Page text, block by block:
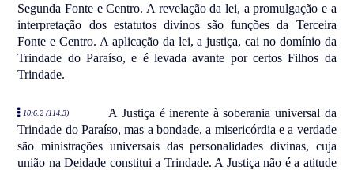
Segunda Fonte e Centro. A revelação da lei, a promulgação e a
interpretação dos estatutos divinos são funções da Terceira
Fonte e Centro. A aplicação da lei, a justiça, cai no domínio da
Trindade do Paraíso, e é levada avante por certos Filhos da
Trindade.
10:6.2 (114.3)
A Justiça é inerente à soberania universal da
Trindade do Paraíso, mas a bondade, a misericórdia e a verdade
são ministrações universais das personalidades divinas, cuja
união na Deidade constitui a Trindade. A Justiça não é a atitude